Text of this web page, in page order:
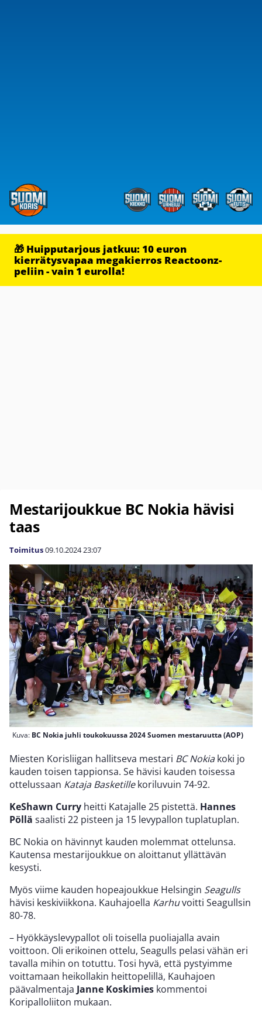
🎁 Huipputarjous jatkuu: 10 euron
kierrätysvapaa megakierros Reactoonz-
peliin - vain 1 eurolla!
Mestarijoukkue BC Nokia hävisi
taas
Toimitus09.10.202423:07
Kuva: BC Nokia juhli toukokuussa 2024 Suomen mestaruutta (AOP)
Miesten Korisliigan hallitseva mestari BC Nokiakoki jo
kauden toisen tappionsa. Se hävisi kauden toisessa
ottelussaan Kataja Basketillekoriluvuin 74-92.
KeShawn Curry heitti Katajalle 25 pistettä. Hannes
Pöllä saalisti 22 pisteen ja 15 levypallon tuplatuplan.
BC Nokia on hävinnyt kauden molemmat ottelunsa.
Kautensa mestarijoukkue on aloittanut yllättävän
kesysti.
Myös viime kauden hopeajoukkue Helsingin Seagulls
hävisi keskiviikkona. Kauhajoella Karhuvoitti Seagullsin
80-78.
– Hyökkäyslevypallot oli toisella puoliajalla avain
voittoon. Oli erikoinen ottelu, Seagulls pelasi vähän eri
tavalla mihin on totuttu. Tosi hyvä, että pystyimme
voittamaan heikollakin heittopelillä, Kauhajoen
päävalmentaja Janne Koskimies kommentoi
Koripalloliiton mukaan.